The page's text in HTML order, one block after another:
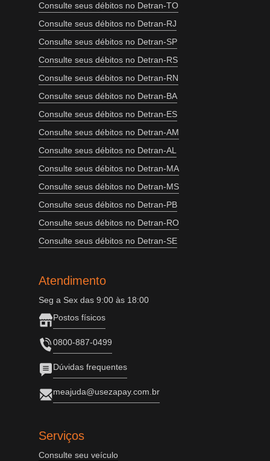
Consulte seus débitos no Detran-TO
Consulte seus débitos no Detran-RJ
Consulte seus débitos no Detran-SP
Consulte seus débitos no Detran-RS
Consulte seus débitos no Detran-RN
Consulte seus débitos no Detran-BA
Consulte seus débitos no Detran-ES
Consulte seus débitos no Detran-AM
Consulte seus débitos no Detran-AL
Consulte seus débitos no Detran-MA
Consulte seus débitos no Detran-MS
Consulte seus débitos no Detran-PB
Consulte seus débitos no Detran-RO
Consulte seus débitos no Detran-SE
Atendimento
Seg a Sex das 9:00 às 18:00
Postos físicos
0800-887-0499
Dúvidas frequentes
meajuda@usezapay.com.br
Serviços
Consulte seu veículo